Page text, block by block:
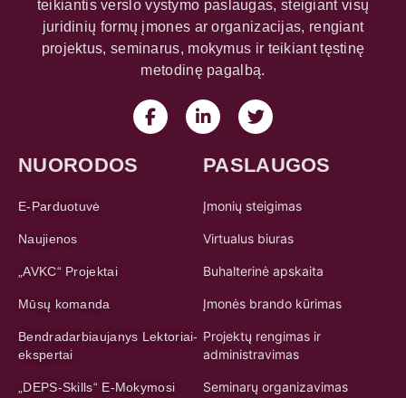
teikiantis verslo vystymo paslaugas, steigiant visų
juridinių formų įmones ar organizacijas, rengiant
projektus, seminarus, mokymus ir teikiant tęstinę
metodinę pagalbą.
NUORODOS
E-Parduotuvė
Naujienos
„AVKC“ Projektai
Mūsų komanda
Bendradarbiaujanys Lektoriai-
ekspertai
„DEPS-Skills“ E-Mokymosi
PASLAUGOS
Įmonių steigimas
Virtualus biuras
Buhalterinė apskaita
Įmonės brando kūrimas
Projektų rengimas ir
administravimas
Seminarų organizavimas